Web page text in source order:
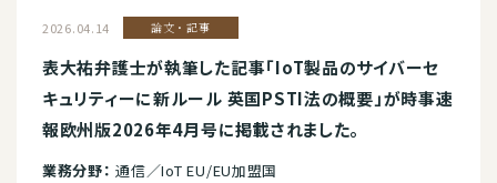
2026.04.14 論文・記事
表大祐弁護士が執筆した記事「IoT製品のサイバーセ
キュリティーに新ルール 英国PSTI法の概要」が時事速
報欧州版2026年4月号に掲載されました。
業務分野： 通信／IoT EU/EU加盟国